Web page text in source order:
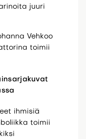
juuri
Vehkoo
toimii
ihmisiä
toimii